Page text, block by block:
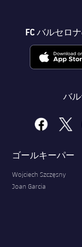
FC バルセロ
バ
facebook
x
ゴールキーパー
Wojciech Szczęsny
Joan Garcia